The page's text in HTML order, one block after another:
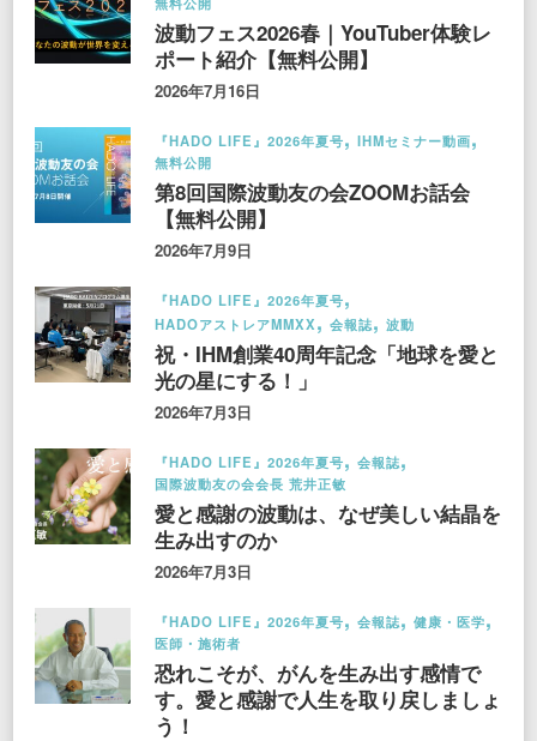
波動フェス2026春｜YouTuber体験レ
ポート紹介【無料公開】
2026年7月16日
『HADO LIFE』2026年夏号
IHMセミナー動画
無料公開
第8回国際波動友の会ZOOMお話会
【無料公開】
2026年7月9日
『HADO LIFE』2026年夏号
HADOアストレアMMXX
会報誌 波動
祝・IHM創業40周年記念「地球を愛と
光の星にする！」
2026年7月3日
『HADO LIFE』2026年夏号
会報誌
国際波動友の会会長 荒井正敏
愛と感謝の波動は、なぜ美しい結晶を
生み出すのか
2026年7月3日
『HADO LIFE』2026年夏号 会報誌
健康・医学
医師・施術者
恐れこそが、がんを生み出す感情で
す。愛と感謝で人生を取り戻しましょ
う！